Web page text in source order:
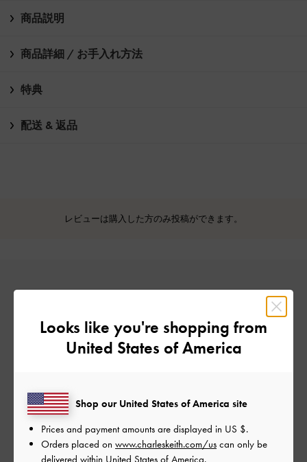
商品説明
商品詳細 / お手入れ方法
特典
配送 & 返品
レビューは購入した方のみ投稿ができます。
ご感想をお聞かせください
Looks like you're shopping from
United States of America
Shop our United States of America site
Prices and payment amounts are displayed in US $.
Orders placed on www.charleskeith.com/us can only be
delivered within United States of America.